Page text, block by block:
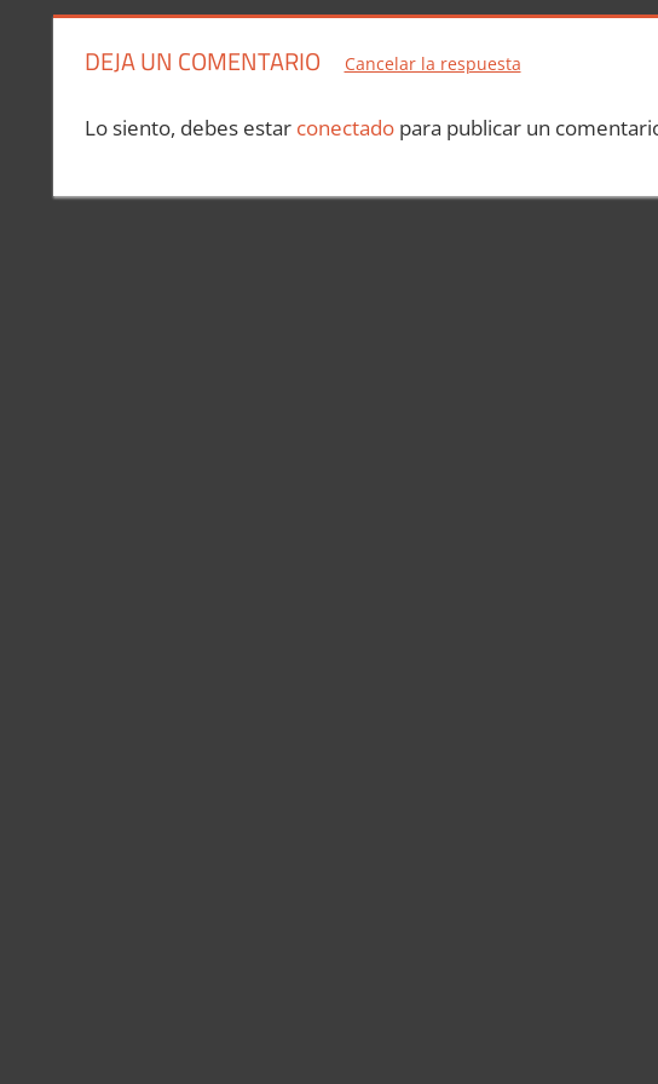
entradas
DEJA UN COMENTARIO Cancelar la respuesta
Lo siento, debes estar conectadopara publicar un